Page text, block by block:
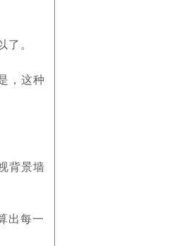
。
，这种
背景墙
出每一